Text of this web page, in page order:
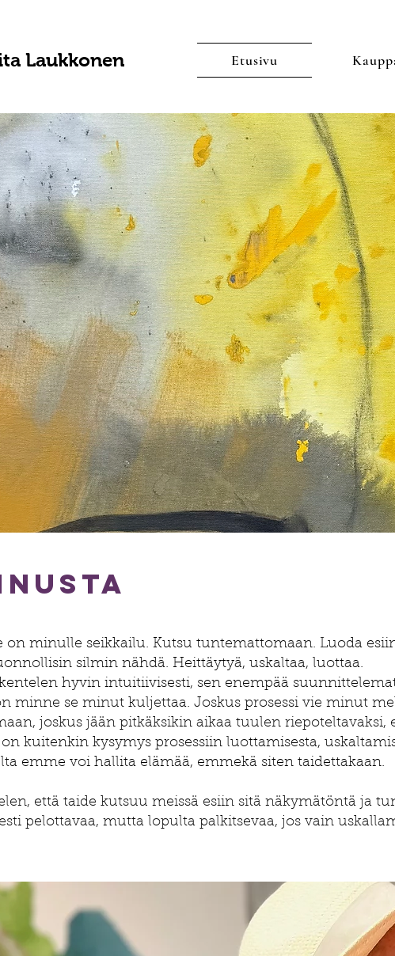
Laukkonen Etusivu
on minulle seikkailu. Kutsu tuntemattomaan. Luoda
silmin nähdä. Heittäytyä, uskaltaa, luottaa.
hyvin intuitiivisesti, sen enempää
minne se minut kuljettaa. Joskus prosessi vie minut
joskus jään pitkäksikin aikaa tuulen riepoteltavaksi,
kuitenkin kysymys prosessiin luottamisesta,
emme voi hallita elämää, emmekä siten taidettakaan.
että taide kutsuu meissä esiin sitä näkymätöntä ja
pelottavaa, mutta lopulta palkitsevaa, jos vain